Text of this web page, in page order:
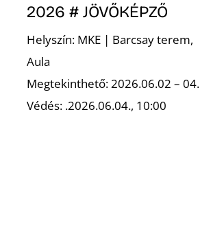
2026 # JÖVŐKÉPZŐ
Helyszín: MKE | Barcsay terem,
Aula
Megtekinthető: 2026.06.02 – 04.
Védés: .2026.06.04., 10:00